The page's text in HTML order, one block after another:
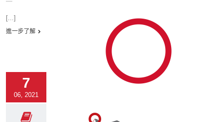
[...]
進一步了解
7
06, 2021